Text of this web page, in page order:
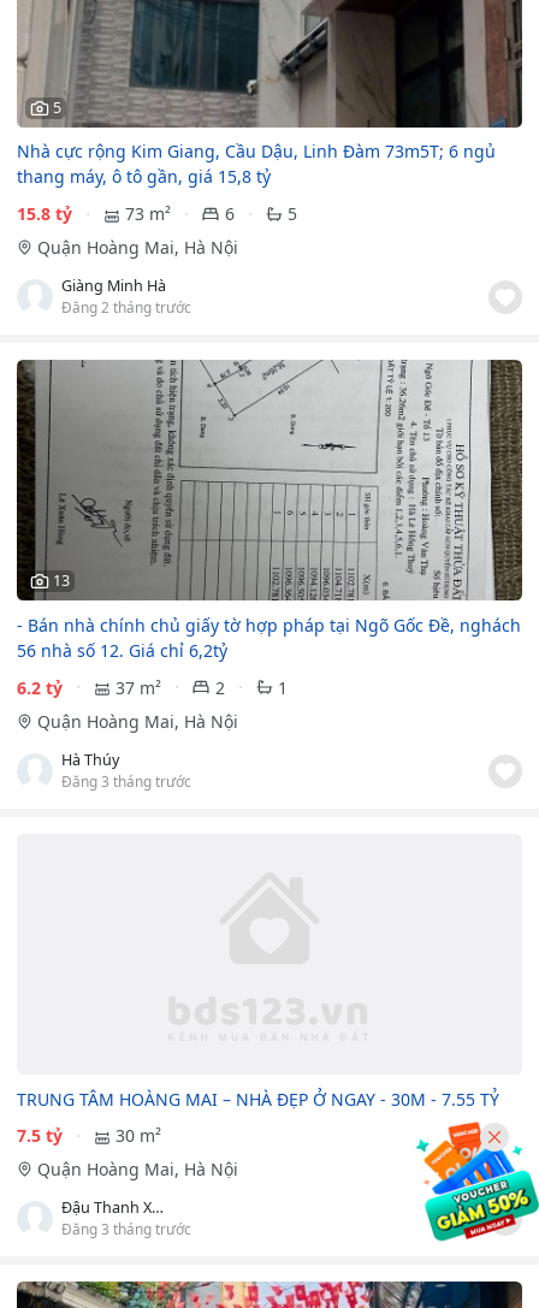
5
Nhà cực rộng Kim Giang, Cầu Dậu, Linh Đàm 73m5T; 6 ngủ
thang máy, ô tô gần, giá 15,8 tỷ
15.8 tỷ
73 m² 6
5
Quận Hoàng Mai, Hà Nội
Giàng Minh Hà
Đăng 2 tháng trước
13
- Bán nhà chính chủ giấy tờ hợp pháp tại Ngõ Gốc Đề, nghách
56 nhà số 12. Giá chỉ 6,2tỷ
6.2 tỷ
37 m² 2
1
Quận Hoàng Mai, Hà Nội
Hà Thúy
Đăng 3 tháng trước
TRUNG TÂM HOÀNG MAI – NHÀ ĐẸP Ở NGAY - 30M - 7.55 TỶ
7.5 tỷ
30 m²
Quận Hoàng Mai, Hà Nội
Đậu Thanh Xuân
Đăng 3 tháng trước